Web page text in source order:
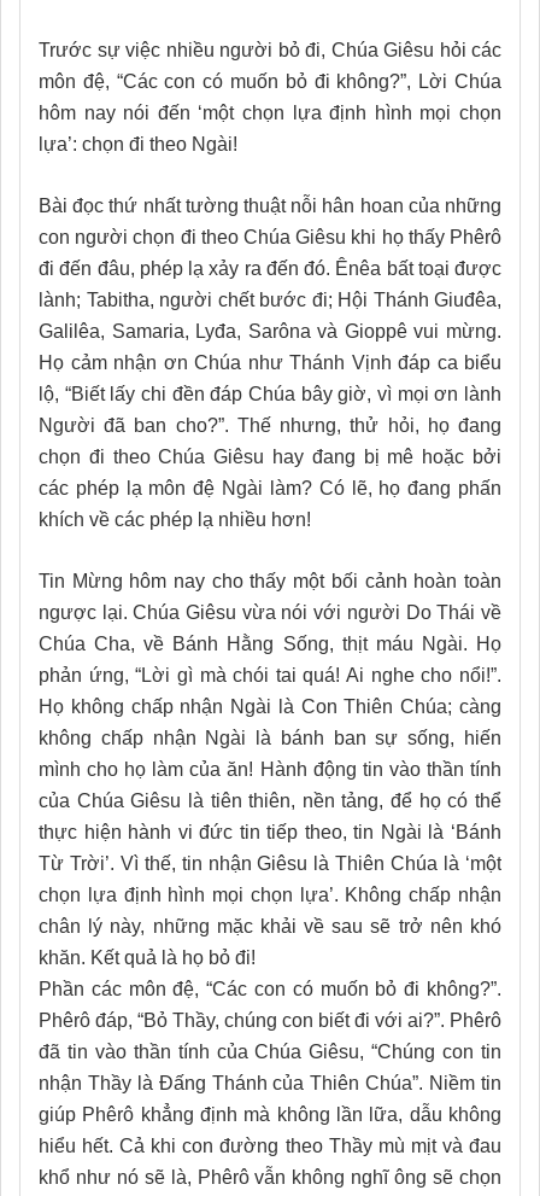
Trước sự việc nhiều người bỏ đi, Chúa Giêsu hỏi các
môn đệ, “Các con có muốn bỏ đi không?”, Lời Chúa
hôm nay nói đến ‘một chọn lựa định hình mọi chọn
lựa’: chọn đi theo Ngài!
Bài đọc thứ nhất tường thuật nỗi hân hoan của những
con người chọn đi theo Chúa Giêsu khi họ thấy Phêrô
đi đến đâu, phép lạ xảy ra đến đó. Ênêa bất toại được
lành; Tabitha, người chết bước đi; Hội Thánh Giuđêa,
Galilêa, Samaria, Lyđa, Sarôna và Gioppê vui mừng.
Họ cảm nhận ơn Chúa như Thánh Vịnh đáp ca biểu
lộ, “Biết lấy chi đền đáp Chúa bây giờ, vì mọi ơn lành
Người đã ban cho?”. Thế nhưng, thử hỏi, họ đang
chọn đi theo Chúa Giêsu hay đang bị mê hoặc bởi
các phép lạ môn đệ Ngài làm? Có lẽ, họ đang phấn
khích về các phép lạ nhiều hơn!
Tin Mừng hôm nay cho thấy một bối cảnh hoàn toàn
ngược lại. Chúa Giêsu vừa nói với người Do Thái về
Chúa Cha, về Bánh Hằng Sống, thịt máu Ngài. Họ
phản ứng, “Lời gì mà chói tai quá! Ai nghe cho nổi!”.
Họ không chấp nhận Ngài là Con Thiên Chúa; càng
không chấp nhận Ngài là bánh ban sự sống, hiến
mình cho họ làm của ăn! Hành động tin vào thần tính
của Chúa Giêsu là tiên thiên, nền tảng, để họ có thể
thực hiện hành vi đức tin tiếp theo, tin Ngài là ‘Bánh
Từ Trời’. Vì thế, tin nhận Giêsu là Thiên Chúa là ‘một
chọn lựa định hình mọi chọn lựa’. Không chấp nhận
chân lý này, những mặc khải về sau sẽ trở nên khó
khăn. Kết quả là họ bỏ đi!
Phần các môn đệ, “Các con có muốn bỏ đi không?”.
Phêrô đáp, “Bỏ Thầy, chúng con biết đi với ai?”. Phêrô
đã tin vào thần tính của Chúa Giêsu, “Chúng con tin
nhận Thầy là Đấng Thánh của Thiên Chúa”. Niềm tin
giúp Phêrô khẳng định mà không lần lữa, dẫu không
hiểu hết. Cả khi con đường theo Thầy mù mịt và đau
khổ như nó sẽ là, Phêrô vẫn không nghĩ ông sẽ chọn